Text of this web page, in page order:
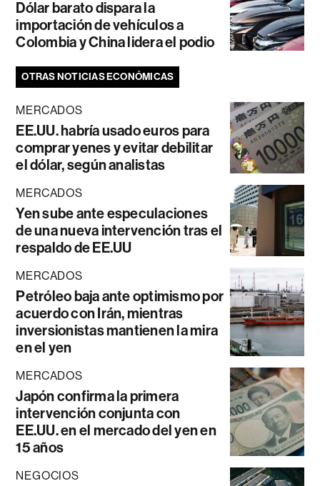
Dólar barato dispara la
importación de vehículos a
Colombia y China lidera el podio
OTRAS NOTICIAS ECONÓMICAS
MERCADOS
EE.UU. habría usado euros para
comprar yenes y evitar debilitar
el dólar, según analistas
MERCADOS
Yen sube ante especulaciones
de una nueva intervención tras el
respaldo de EE.UU
MERCADOS
Petróleo baja ante optimismo por
acuerdo con Irán, mientras
inversionistas mantienen la mira
en el yen
MERCADOS
Japón confirma la primera
intervención conjunta con
EE.UU. en el mercado del yen en
15 años
NEGOCIOS